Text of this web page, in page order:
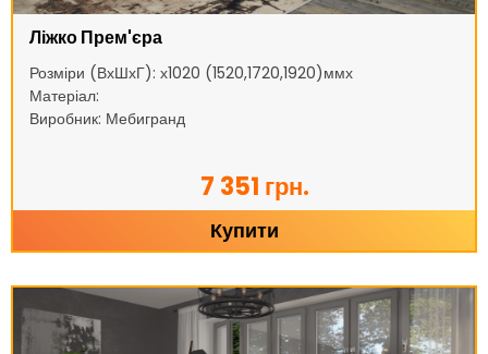
Ліжко Прем'єра
Розміри (ВхШхГ): х1020 (1520,1720,1920)ммх
Матеріал:
Виробник: Мебигранд
7 351 грн.
Купити